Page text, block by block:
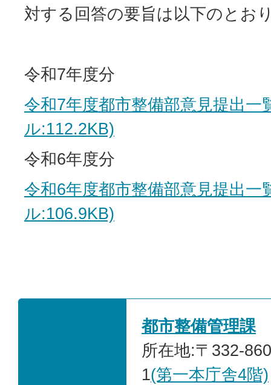
対する回答の要旨は以下のとお
令和7年度分
令和7年度都市整備部意見提出一
ル:112.2KB)
令和6年度分
令和6年度都市整備部意見提出一
ル:106.9KB)
都市整備管理課
所在地:〒332-
1(第一本庁舎4階)